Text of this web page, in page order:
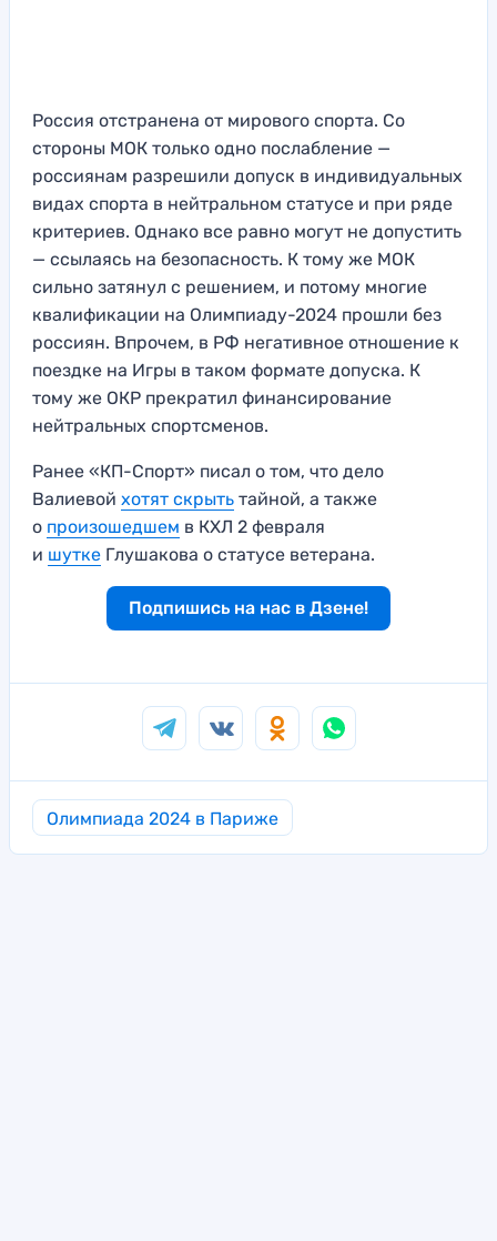
Россия отстранена от мирового спорта. Со
стороны МОК только одно послабление —
россиянам разрешили допуск в индивидуальных
видах спорта в нейтральном статусе и при ряде
критериев. Однако все равно могут не допустить
— ссылаясь на безопасность. К тому же МОК
сильно затянул с решением, и потому многие
квалификации на Олимпиаду-2024 прошли без
россиян. Впрочем, в РФ негативное отношение к
поездке на Игры в таком формате допуска. К
тому же ОКР прекратил финансирование
нейтральных спортсменов.
Ранее «КП-Спорт» писал о том, что дело
Валиевой хотят скрыть тайной, а также
о произошедшем в КХЛ 2 февраля
и шутке Глушакова о статусе ветерана.
Подпишись на нас в Дзене!
Олимпиада 2024 в Париже